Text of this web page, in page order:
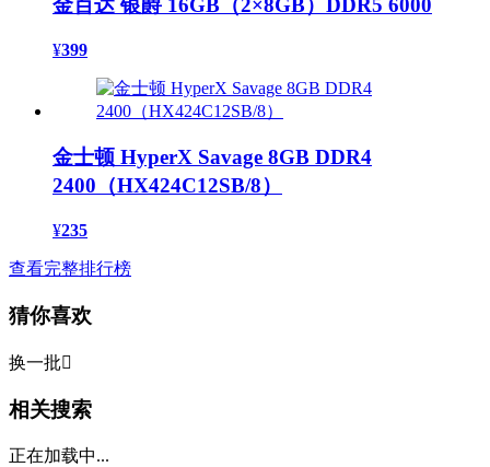
金百达 银爵 16GB（2×8GB）DDR5 6000
¥399
金士顿 HyperX Savage 8GB DDR4
2400（HX424C12SB/8）
¥235
查看完整排行榜
猜你喜欢
换一批
相关搜索
正在加载中...